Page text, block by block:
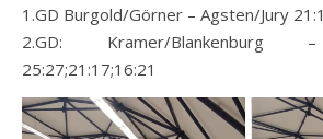
1.GD Burgold/Görner – Agsten/Jury
2.GD: Kramer/Blankenburg
25:27;21:17;16:21